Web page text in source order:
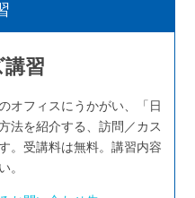
習
オフィスにうかがい、「日
法を紹介する、訪問／カス
。受講料は無料。講習内容
。